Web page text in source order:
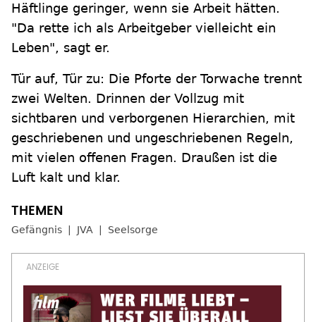
Häftlinge geringer, wenn sie Arbeit hätten.
"Da rette ich als Arbeitgeber vielleicht ein
Leben", sagt er.
Tür auf, Tür zu: Die Pforte der Torwache trennt
zwei Welten. Drinnen der Vollzug mit
sichtbaren und verborgenen Hierarchien, mit
geschriebenen und ungeschriebenen Regeln,
mit vielen offenen Fragen. Draußen ist die
Luft kalt und klar.
Gefängnis JVA Seelsorge